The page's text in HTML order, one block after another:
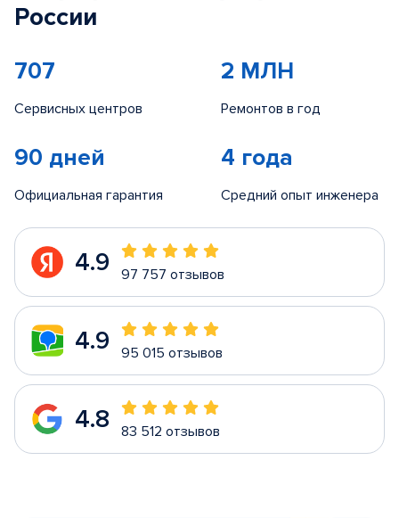
России
707
Сервисных центров
2 МЛН
Ремонтов в год
90 дней
Официальная гарантия
4 года
Средний опыт инженера
4.9 97 757 отзывов
4.9 95 015 отзывов
4.8 83 512 отзывов